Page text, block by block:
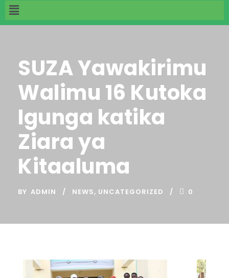
SUZA Yawakirimu
Walimu 16 Kutoka
Igunga katika
Ziara ya
Kitaaluma
BY ADMIN NEWS, UNCATEGORIZED 0